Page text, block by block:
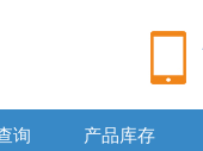
询 产品库存